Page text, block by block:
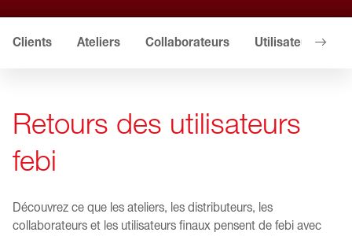
Clients Ateliers Collaborateurs Utilisateurs de
Retours des utilisateurs
febi
Découvrez ce que les ateliers, les distributeurs, les
collaborateurs et les utilisateurs finaux pensent de febi avec